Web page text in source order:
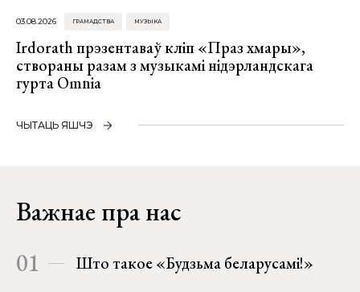
03.08.2026 ГРАМАДСТВА МУЗЫКА
Irdorath прэзентаваў кліп «Праз хмары»,
створаны разам з музыкамі нідэрландскага
гурта Omnia
ЧЫТАЦЬ ЯШЧЭ
Важнае пра нас
01 Што такое «Будзьма беларусамі!»